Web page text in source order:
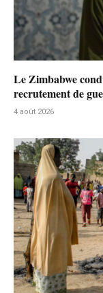
Le Zimbabwe
recrutement de
4 août 2026